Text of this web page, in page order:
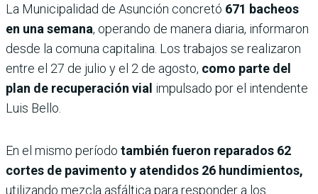
La Municipalidad de Asunción concretó 671 bacheos
en una semana, operando de manera diaria, informaron
desde la comuna capitalina. Los trabajos se realizaron
entre el 27 de julio y el 2 de agosto, como parte del
plan de recuperación vial impulsado por el intendente
Luis Bello.
En el mismo período también fueron reparados 62
cortes de pavimento y atendidos 26 hundimientos,
utilizando mezcla asfáltica para responder a los